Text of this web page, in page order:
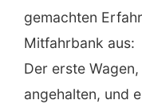
gemachten
Mitfahrbank aus:
Der erste
angehalten, und